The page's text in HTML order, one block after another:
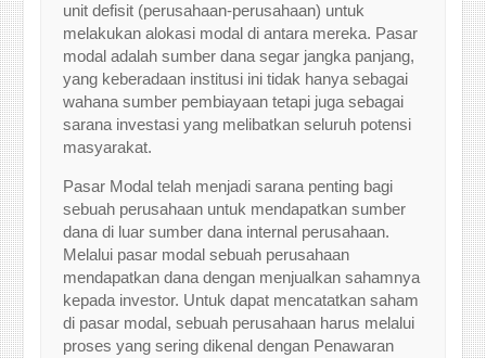
unit defisit (perusahaan-perusahaan) untuk
melakukan alokasi modal di antara mereka. Pasar
modal adalah sumber dana segar jangka panjang,
yang keberadaan institusi ini tidak hanya sebagai
wahana sumber pembiayaan tetapi juga sebagai
sarana investasi yang melibatkan seluruh potensi
masyarakat.
Pasar Modal telah menjadi sarana penting bagi
sebuah perusahaan untuk mendapatkan sumber
dana di luar sumber dana internal perusahaan.
Melalui pasar modal sebuah perusahaan
mendapatkan dana dengan menjualkan sahamnya
kepada investor. Untuk dapat mencatatkan saham
di pasar modal, sebuah perusahaan harus melalui
proses yang sering dikenal dengan Penawaran